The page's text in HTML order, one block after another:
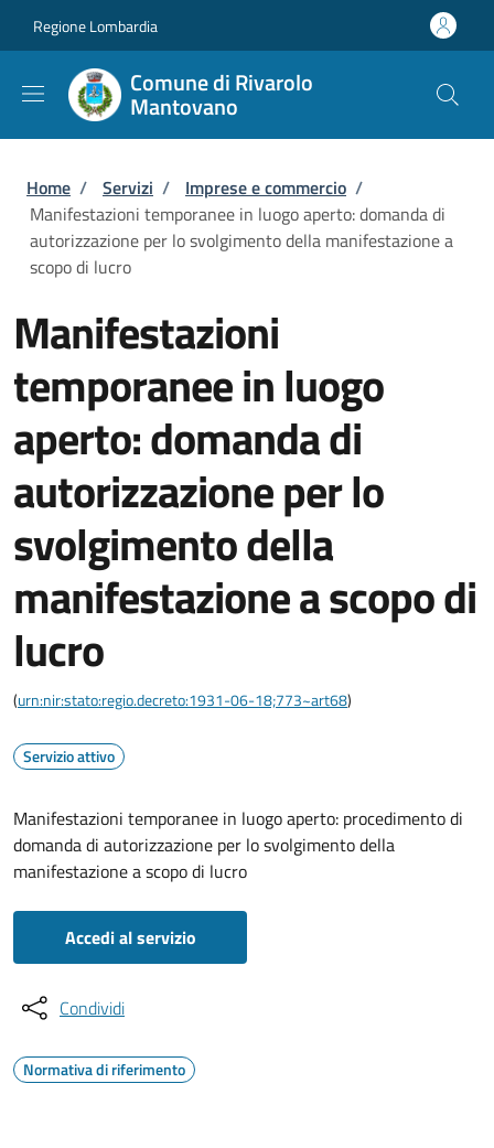
Regione Lombardia
Comune di Rivarolo
Mantovano
Briciole di pane
Home / Servizi / Imprese e commercio /
Manifestazioni temporanee in luogo aperto: domanda di
autorizzazione per lo svolgimento della manifestazione a
scopo di lucro
Manifestazioni
temporanee in luogo
aperto: domanda di
autorizzazione per lo
svolgimento della
manifestazione a scopo di
lucro
(urn:nir:stato:regio.decreto:1931-06-18;773~art68)
Servizio attivo
Manifestazioni temporanee in luogo aperto: procedimento di
domanda di autorizzazione per lo svolgimento della
manifestazione a scopo di lucro
Accedi al servizio
Condividi
Normativa di riferimento